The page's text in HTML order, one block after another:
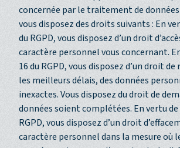
concernée par le traitement de
vous disposez des droits suivants : En
du RGPD, vous disposez d’un droit
caractère personnel vous concernant.
16 du RGPD, vous disposez d’un droit
les meilleurs délais, des données
inexactes. Vous disposez du droit de
données soient complétées. En vertu de
RGPD, vous disposez d’un droit
caractère personnel dans la mesure où